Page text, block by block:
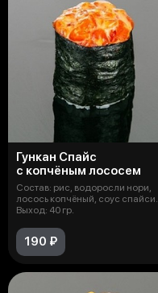
Гункан Спайс
с копчёным лососем
Состав: рис, водоросли нори,
лосось копчёный, соус спайси.
Выход: 40 гр.
190 ₽